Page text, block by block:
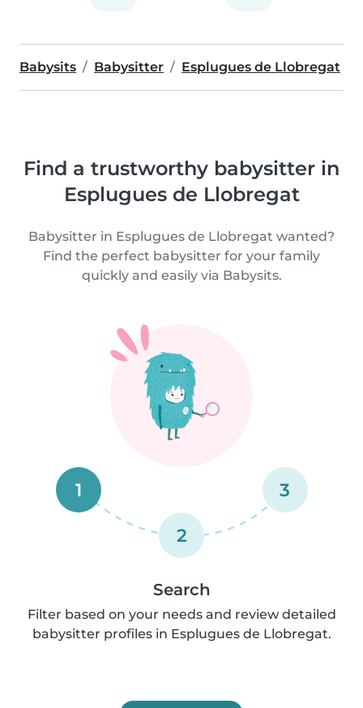
Babysits Babysitter Esplugues de Llobregat
Find a trustworthy babysitter in
Esplugues de Llobregat
Babysitter in Esplugues de Llobregat wanted?
Find the perfect babysitter for your family
quickly and easily via Babysits.
1
2
3
Search
Filter based on your needs and review detailed
babysitter profiles in Esplugues de Llobregat.